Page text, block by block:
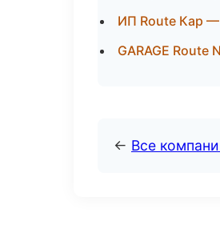
ИП Route Кар —
GARAGE
← Все